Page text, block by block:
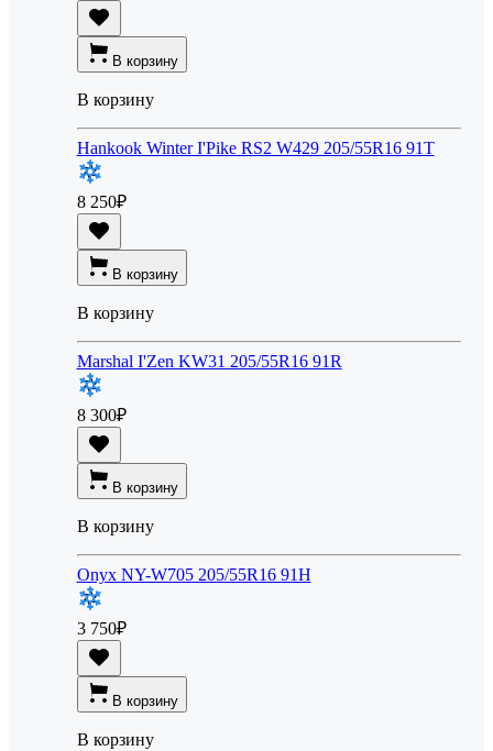
В корзину
В корзину
Hankook Winter I'Pike RS2 W429 205/55R16 91T
8 250₽
В корзину
В корзину
Marshal I'Zen KW31 205/55R16 91R
8 300₽
В корзину
В корзину
Onyx NY-W705 205/55R16 91H
3 750₽
В корзину
В корзину